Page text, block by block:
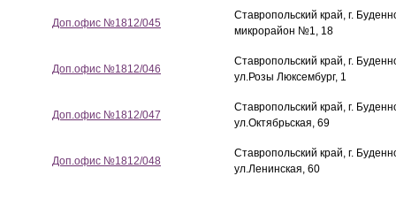
Доп.офис №1812/045
Ставропольский край, г.
микрорайон №1, 18
Доп.офис №1812/046
Ставропольский край, г.
ул.Розы Люксембург, 1
Доп.офис №1812/047
Ставропольский край, г.
ул.Октябрьская, 69
Доп.офис №1812/048
Ставропольский край, г.
ул.Ленинская, 60